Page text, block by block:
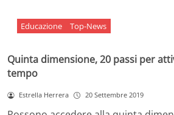
Educazione Top-News
Quinta dimensione, 20 passi per
tempo
Estrella Herrera 20 Settembre 2019